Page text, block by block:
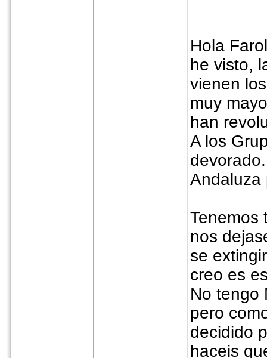
Hola
he visto,
vienen
muy
han
A los
Andaluza
Tenemos
nos
se
creo es
No tengo
pero
decidido
haceis